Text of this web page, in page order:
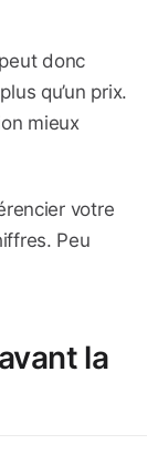
peut donc
qu’un prix.
mieux
votre
Peu
la